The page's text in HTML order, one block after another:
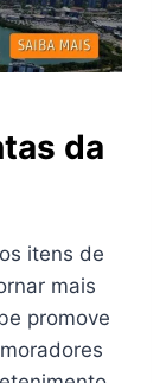
da
itens de
mais
promove